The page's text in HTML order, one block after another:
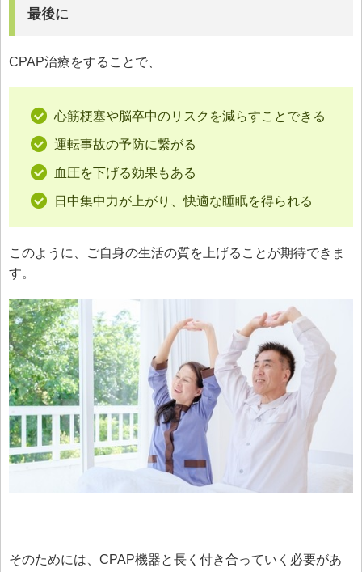
最後に
CPAP治療をすることで、
心筋梗塞や脳卒中のリスクを減らすことできる
運転事故の予防に繋がる
血圧を下げる効果もある
日中集中力が上がり、快適な睡眠を得られる
このように、ご自身の生活の質を上げることが期待できま
す。
そのためには、CPAP機器と長く付き合っていく必要があ